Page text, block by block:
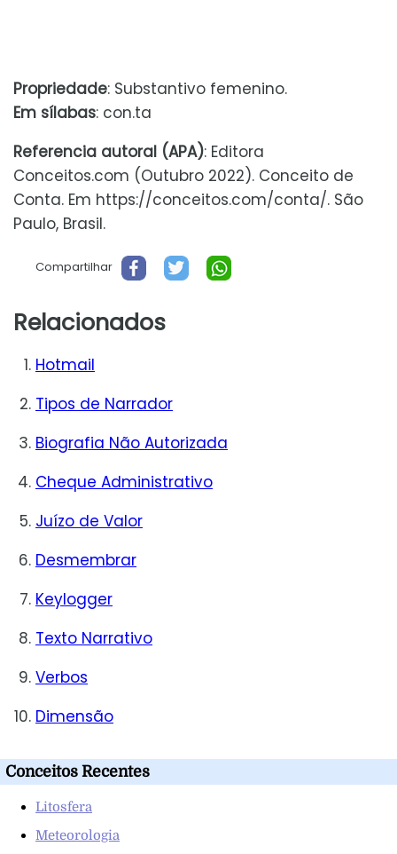
Propriedade: Substantivo femenino.
Em sílabas: con.ta
Referencia autoral (APA): Editora
Conceitos.com (Outubro 2022). Conceito de
Conta. Em https://conceitos.com/conta/. São
Paulo, Brasil.
Compartilhar
Relacionados
Hotmail
Tipos de Narrador
Biografia Não Autorizada
Cheque Administrativo
Juízo de Valor
Desmembrar
Keylogger
Texto Narrativo
Verbos
Dimensão
Conceitos Recentes
Litosfera
Meteorologia